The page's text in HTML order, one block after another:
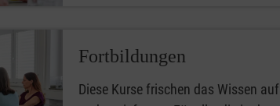
Fortbildungen
Diese Kurse frischen das Wissen auf